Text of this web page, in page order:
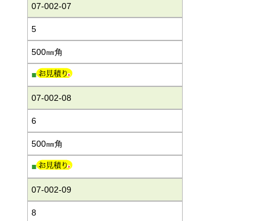
07-002-07
5
500㎜角
■
07-002-08
6
500㎜角
■
07-002-09
8